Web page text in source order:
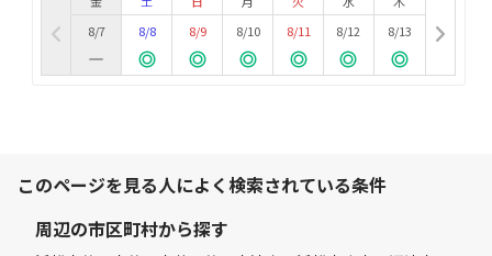
8/7
8/8
8/9
8/10
8/11
8/12
8/13
このページを見る人によく検索されている条件
周辺の市区町村から探す